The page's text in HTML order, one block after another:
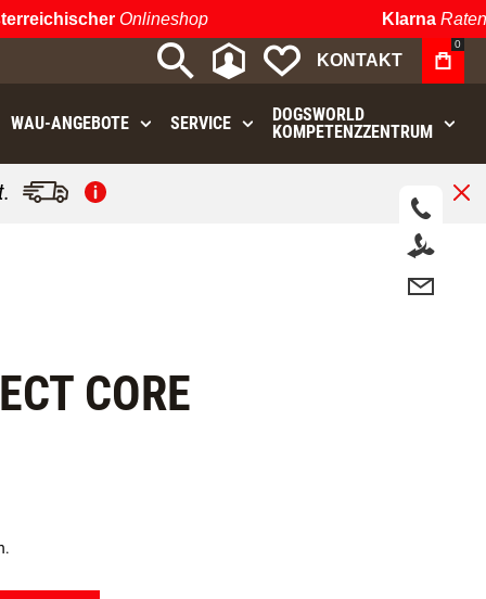
Onlineshop Klarna
MEIN KONTO
MEINE
KONTAKT
0
WAU⁠-⁠ANGEBOTE SERVICE
DOGSWORLD
KOMPETENZZENTRUM
CORE